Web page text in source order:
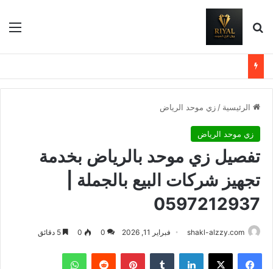
بحث عن
الرئيسية / زي موحد الرياض
زي موحد الرياض
تفصيل زي موحد بالرياض بخدمة
تجهيز شركات البيع بالجملة |
0597212937
shakl-alzzy.com فبراير 11, 2026 0
0
فيسبوك X لينكدإن بينتيريست واتساب